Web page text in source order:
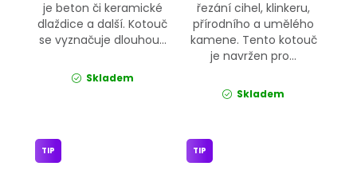
je beton či keramické
dlaždice a další. Kotouč
se vyznačuje dlouhou...
Skladem
řezání cihel, klinkeru,
přírodního a umělého
kamene. Tento kotouč
je navržen pro...
Skladem
TIP TIP